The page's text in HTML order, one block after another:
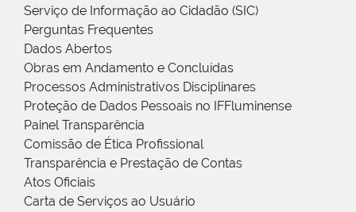
Serviço de Informação ao Cidadão (SIC)
Perguntas Frequentes
Dados Abertos
Obras em Andamento e Concluídas
Processos Administrativos Disciplinares
Proteção de Dados Pessoais no IFFluminense
Painel Transparência
Comissão de Ética Profissional
Transparência e Prestação de Contas
Atos Oficiais
Carta de Serviços ao Usuário